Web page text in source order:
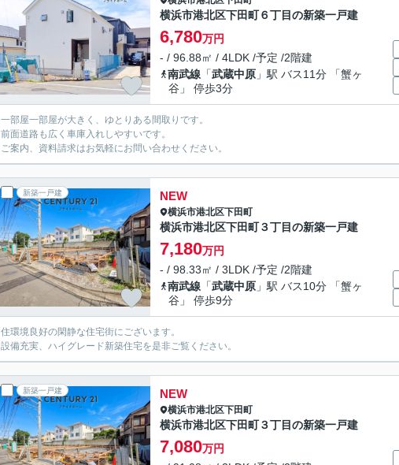
横浜市港北区下田町６丁目の新築一戸建
6,780万円
- / 96.88㎡ / 4LDK /予定 /2階建
南武線 「武蔵中原 」駅 バス11分 「蟹ヶ
谷」 停歩3分
一部屋一部屋が大きく、ゆとりある間取りです。
前面道路も広く車庫入れしやすいです。
ご案内、資料請求はお気軽にお問い合わせください。
新築一戸建 NEW
横浜市港北区下田町
横浜市港北区下田町３丁目の新築一戸建
7,180万円
- / 98.33㎡ / 3LDK /予定 /2階建
南武線 「武蔵中原 」駅 バス10分 「蟹ヶ
谷」 停歩9分
住環境良好の閑静な住宅街にございます。
設備充実、ハイグレード新築住宅を是非ご覧ください。
新築一戸建 NEW
横浜市港北区下田町
横浜市港北区下田町３丁目の新築一戸建
7,080万円